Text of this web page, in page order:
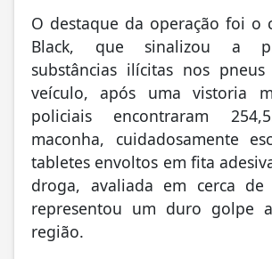
O destaque da operação foi o
Black, que sinalizou a
substâncias ilícitas nos
veículo, após uma vistoria
policiais encontraram
maconha, cuidadosamente
tabletes envoltos em fita
droga, avaliada em cerca
representou um duro golpe
região.